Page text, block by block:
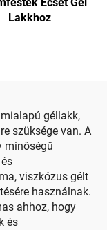
Lakkhoz
géllakk,
szüksége van. A
minőségű
viszkózus gélt
használnak.
ahhoz, hogy
és